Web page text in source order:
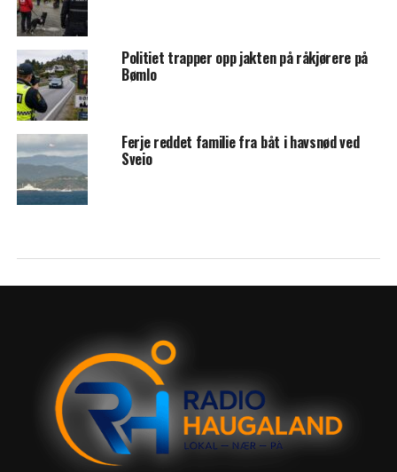
Politiet trapper opp jakten på råkjørere på
Bømlo
Ferje reddet familie fra båt i havsnød ved
Sveio